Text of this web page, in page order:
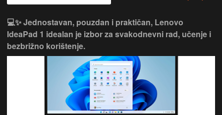
💻✨ Jednostavan, pouzdan i praktičan, Lenovo
IdeaPad 1 idealan je izbor za svakodnevni rad, učenje i
bezbrižno korištenje.